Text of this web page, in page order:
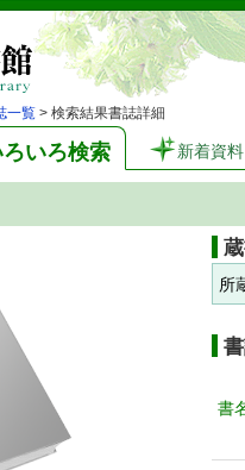
一覧 > 検索結果書誌詳細
ろいろ検索 新着資料
所
書